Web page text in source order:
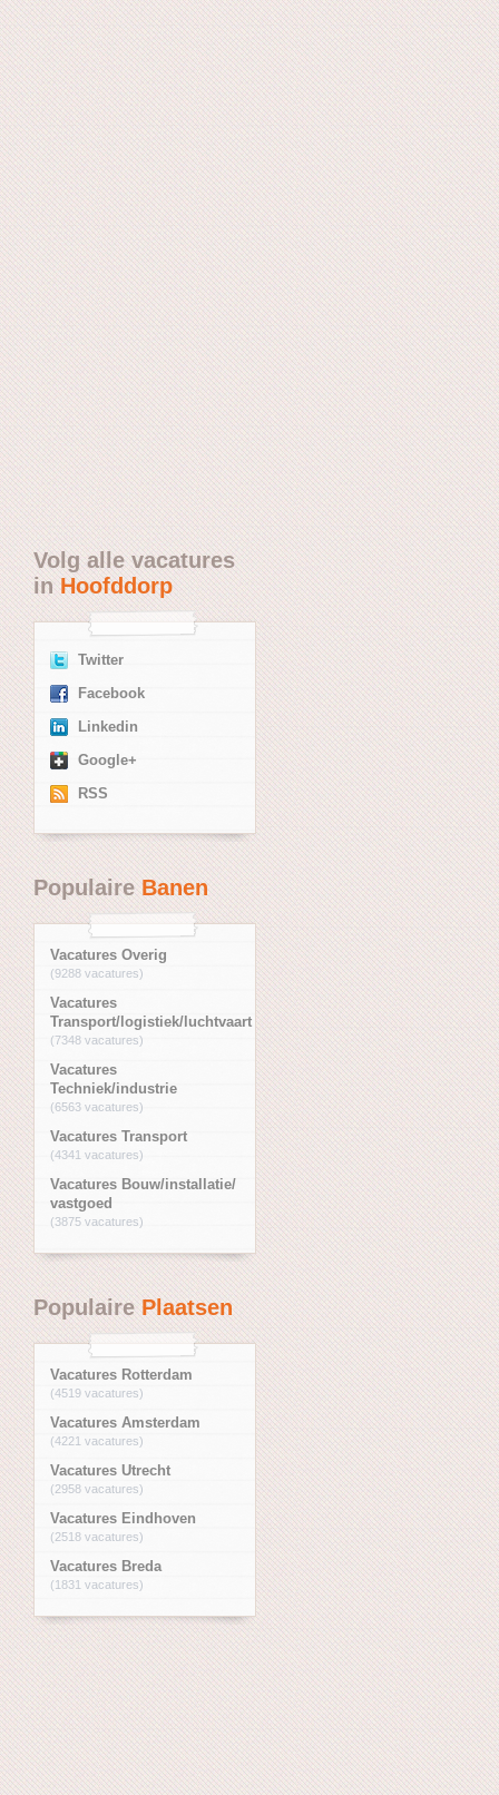
Volg alle vacatures
in Hoofddorp
Twitter
Facebook
Linkedin
Google+
RSS
PopulaireBanen
Vacatures Overig
(9288 vacatures)
Vacatures
Transport/logistiek/luchtvaart
(7348 vacatures)
Vacatures
Techniek/industrie
(6563 vacatures)
Vacatures Transport
(4341 vacatures)
Vacatures Bouw/installatie/
vastgoed
(3875 vacatures)
PopulairePlaatsen
Vacatures Rotterdam
(4519 vacatures)
Vacatures Amsterdam
(4221 vacatures)
Vacatures Utrecht
(2958 vacatures)
Vacatures Eindhoven
(2518 vacatures)
Vacatures Breda
(1831 vacatures)